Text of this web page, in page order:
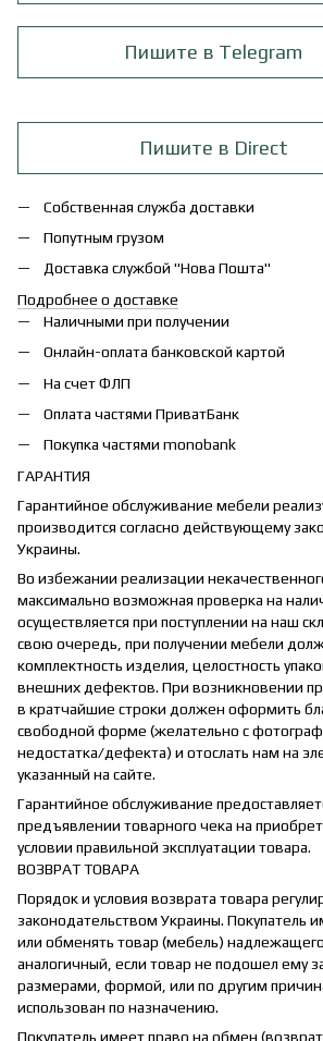
Пишите в Telegram
Пишите в Direct
Собственная служба доставки
Попутным грузом
Доставка службой "Нова Пошта"
Подробнее о доставке
Наличными при получении
Онлайн-оплата банковской картой
На счет ФЛП
Оплата частями ПриватБанк
Покупка частями monobank
ГАРАНТИЯ
Гарантийное обслуживание мебели
производится согласно действующему
Украины.
Во избежании реализации
максимально возможная проверка на
осуществляется при поступлении на наш
свою очередь, при получении мебели
комплектность изделия, целостность
внешних дефектов. При возникновении
в кратчайшие строки должен оформить
свободной форме (желательно с
недостатка/дефекта) и отослать нам на
указанный на сайте.
Гарантийное обслуживание
предъявлении товарного чека на
условии правильной эксплуатации товара.
ВОЗВРАТ ТОВАРА
Порядок и условия возврата товара
законодательством Украины. Покупатель
или обменять товар (мебель)
аналогичный, если товар не подошел ему
размерами, формой, или по другим
использован по назначению.
Покупатель имеет право на обмен